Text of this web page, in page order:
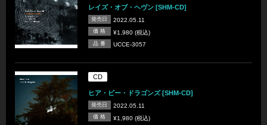
レイズ・オブ・ヘヴン [SHM-CD]
発売日 2022.05.11
価 格 ¥1,980 (税込)
品 番 UCCE-3057
CD
ヒア・ビー・ドラゴンズ [SHM-CD]
発売日 2022.05.11
価 格 ¥1,980 (税込)